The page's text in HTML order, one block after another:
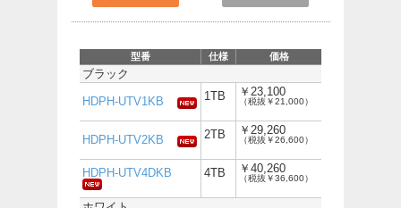
型番 仕様 価格
ブラック
HDPH-UTV1KB 1TB ￥23,100
（税抜￥21,000）
HDPH-UTV2KB 2TB ￥29,260
（税抜￥26,600）
HDPH-UTV4DKB 4TB ￥40,260
（税抜￥36,600）